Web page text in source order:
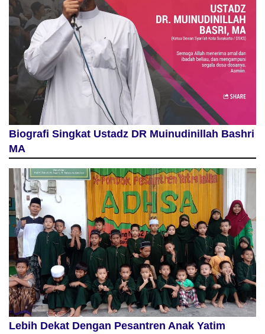
Biografi Singkat Ustadz DR Muinudinillah Bashri
MA
Lebih Dekat Dengan Pesantren Anak Yatim